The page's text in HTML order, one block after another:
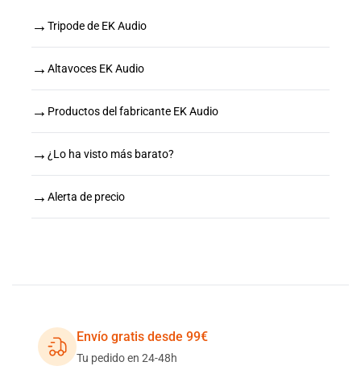
→ Tripode de EK Audio
→ Altavoces EK Audio
→ Productos del fabricante EK Audio
→ ¿Lo ha visto más barato?
→ Alerta de precio
Envío gratis desde 99€
Tu pedido en 24-48h